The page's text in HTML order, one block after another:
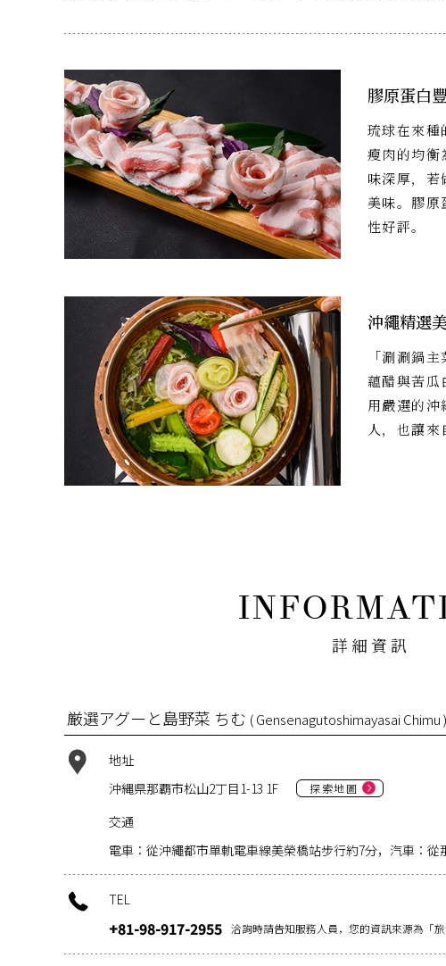
膠原蛋白
琉球在來種
瘦肉的均衡
味深厚，
美味。膠原
性好評。
沖繩精選
「涮涮鍋
蘊醋與苦瓜
用嚴選的
人，也讓
詳細資訊
厳選アグーと島野菜 ちむ ( Gensenagutoshimayasai Chimu )
地址
沖縄県那覇市松山2丁目1-13 1F
探索地圖
交通
電車：從沖繩都市單軌電車線美榮橋站步行約7分，汽車：從
TEL
+81-98-917-2955 洽詢時請告知服務人員，您的資訊來源為「